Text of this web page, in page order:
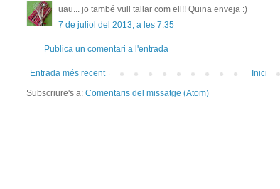
uau... jo també vull tallar com ell!! Quina enveja :)
7 de juliol del 2013, a les 7:35
Publica un comentari a l'entrada
Entrada més recent
Inici
Subscriure's a: Comentaris del missatge (Atom)